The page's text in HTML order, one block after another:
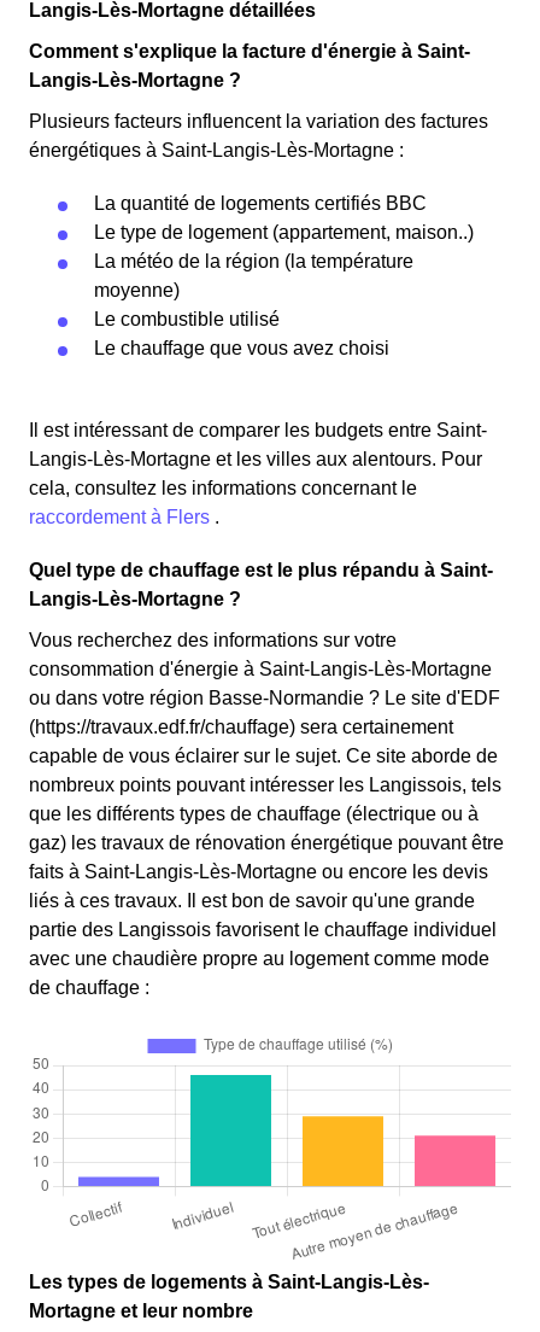
Langis-Lès-Mortagne détaillées
Comment s'explique la facture d'énergie à Saint-
Langis-Lès-Mortagne ?
Plusieurs facteurs influencent la variation des factures
énergétiques à Saint-Langis-Lès-Mortagne :
La quantité de logements certifiés BBC
Le type de logement (appartement, maison..)
La météo de la région (la température
moyenne)
Le combustible utilisé
Le chauffage que vous avez choisi
Il est intéressant de comparer les budgets entre Saint-
Langis-Lès-Mortagne et les villes aux alentours. Pour
cela, consultez les informations concernant le
raccordement à Flers .
Quel type de chauffage est le plus répandu à Saint-
Langis-Lès-Mortagne ?
Vous recherchez des informations sur votre
consommation d'énergie à Saint-Langis-Lès-Mortagne
ou dans votre région Basse-Normandie ? Le site d'EDF
(https://travaux.edf.fr/chauffage) sera certainement
capable de vous éclairer sur le sujet. Ce site aborde de
nombreux points pouvant intéresser les Langissois, tels
que les différents types de chauffage (électrique ou à
gaz) les travaux de rénovation énergétique pouvant être
faits à Saint-Langis-Lès-Mortagne ou encore les devis
liés à ces travaux. Il est bon de savoir qu'une grande
partie des Langissois favorisent le chauffage individuel
avec une chaudière propre au logement comme mode
de chauffage :
Les types de logements à Saint-Langis-Lès-
Mortagne et leur nombre